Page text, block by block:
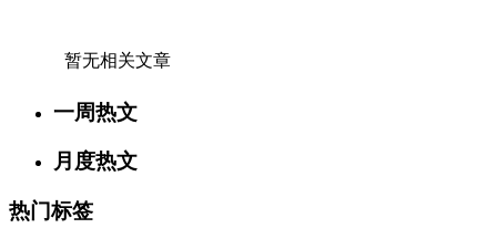
暂无相关文章
一周热文
月度热文
热门标签